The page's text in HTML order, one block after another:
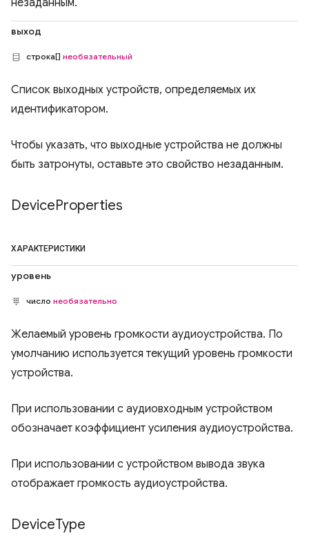
незаданным.
выход
строка[] необязательный
Список выходных устройств, определяемых их
идентификатором.
Чтобы указать, что выходные устройства не должны
быть затронуты, оставьте это свойство незаданным.
DeviceProperties
ХАРАКТЕРИСТИКИ
уровень
число необязательно
Желаемый уровень громкости аудиоустройства. По
умолчанию используется текущий уровень громкости
устройства.
При использовании с аудиовходным устройством
обозначает коэффициент усиления аудиоустройства.
При использовании с устройством вывода звука
отображает громкость аудиоустройства.
DeviceType